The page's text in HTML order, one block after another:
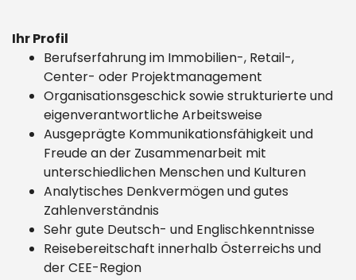
Ihr Profil
Berufserfahrung im Immobilien-, Retail-,
Center- oder Projektmanagement
Organisationsgeschick sowie strukturierte und
eigenverantwortliche Arbeitsweise
Ausgeprägte Kommunikationsfähigkeit und
Freude an der Zusammenarbeit mit
unterschiedlichen Menschen und Kulturen
Analytisches Denkvermögen und gutes
Zahlenverständnis
Sehr gute Deutsch- und Englischkenntnisse
Reisebereitschaft innerhalb Österreichs und
der CEE-Region